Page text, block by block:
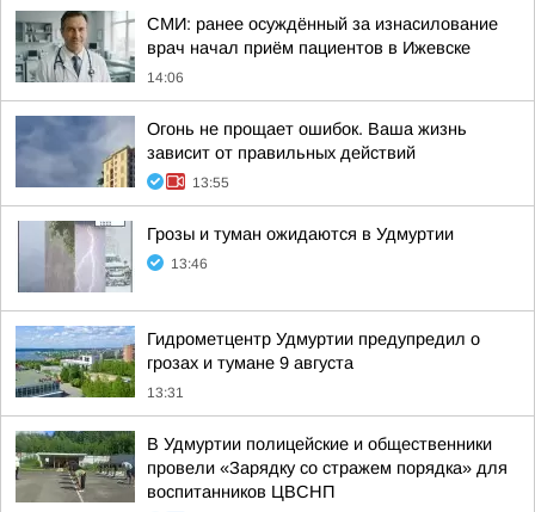
СМИ: ранее осуждённый за изнасилование
врач начал приём пациентов в Ижевске
14:06
Огонь не прощает ошибок. Ваша жизнь
зависит от правильных действий
13:55
Грозы и туман ожидаются в Удмуртии
13:46
Гидрометцентр Удмуртии предупредил о
грозах и тумане 9 августа
13:31
В Удмуртии полицейские и общественники
провели «Зарядку со стражем порядка» для
воспитанников ЦВСНП